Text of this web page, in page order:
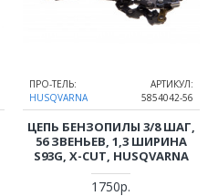
ПРО-ТЕЛЬ:
HUSQVARNA
АРТИКУЛ:
5854042-56
ЦЕПЬ БЕНЗОПИЛЫ 3/8 ШАГ,
56 ЗВЕНЬЕВ, 1,3 ШИРИНА
S93G, X-CUT, HUSQVARNA
1750р.